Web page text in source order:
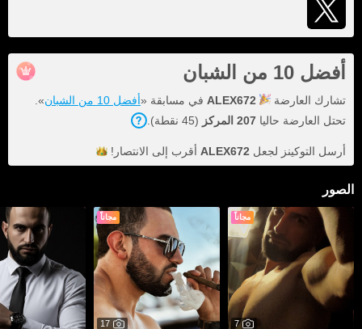
أفضل 10 من الشبان
تشارك العارضة ALEX672 في مسابقة «أفضل 10 من الشبان
».
تحتل العارضة حاليا 207 المركز (45 نقطة).
أرسل التوكينز لجعل ALEX672 أقرب إلى الانتصار!
الصور
مجاناً
7
مجاناً
17